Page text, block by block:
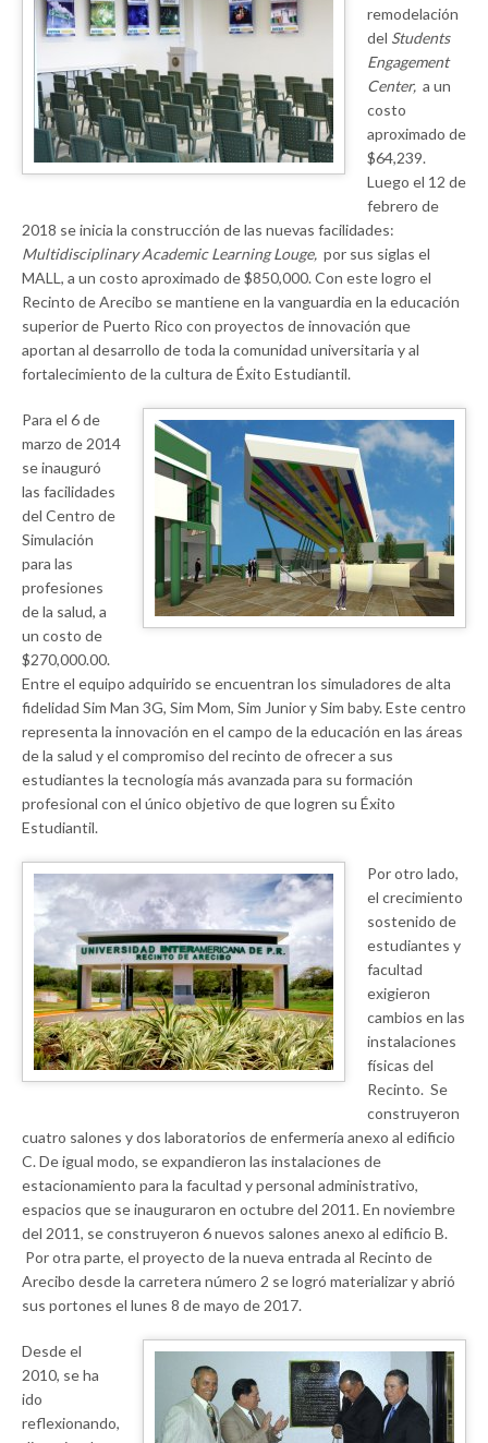
remodelación
del Students
Engagement
Center, a un
costo
aproximado de
$64,239.
Luego el 12 de
febrero de
2018 se inicia la construcción de las nuevas facilidades:
Multidisciplinary Academic Learning Louge, por sus siglas el
MALL, a un costo aproximado de $850,000. Con este logro el
Recinto de Arecibo se mantiene en la vanguardia en la educación
superior de Puerto Rico con proyectos de innovación que
aportan al desarrollo de toda la comunidad universitaria y al
fortalecimiento de la cultura de Éxito Estudiantil.
Para el 6 de
marzo de 2014
se inauguró
las facilidades
del Centro de
Simulación
para las
profesiones
de la salud, a
un costo de
$270,000.00.
Entre el equipo adquirido se encuentran los simuladores de alta
fidelidad Sim Man 3G, Sim Mom, Sim Junior y Sim baby. Este centro
representa la innovación en el campo de la educación en las áreas
de la salud y el compromiso del recinto de ofrecer a sus
estudiantes la tecnología más avanzada para su formación
profesional con el único objetivo de que logren su Éxito
Estudiantil.
Por otro lado,
el crecimiento
sostenido de
estudiantes y
facultad
exigieron
cambios en las
instalaciones
físicas del
Recinto. Se
construyeron
cuatro salones y dos laboratorios de enfermería anexo al edificio
C. De igual modo, se expandieron las instalaciones de
estacionamiento para la facultad y personal administrativo,
espacios que se inauguraron en octubre del 2011. En noviembre
del 2011, se construyeron 6 nuevos salones anexo al edificio B.
Por otra parte, el proyecto de la nueva entrada al Recinto de
Arecibo desde la carretera número 2 se logró materializar y abrió
sus portones el lunes 8 de mayo de 2017.
Desde el
2010, se ha
ido
reflexionando,